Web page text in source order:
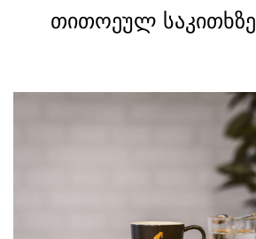
თითოეულ საკითხზე